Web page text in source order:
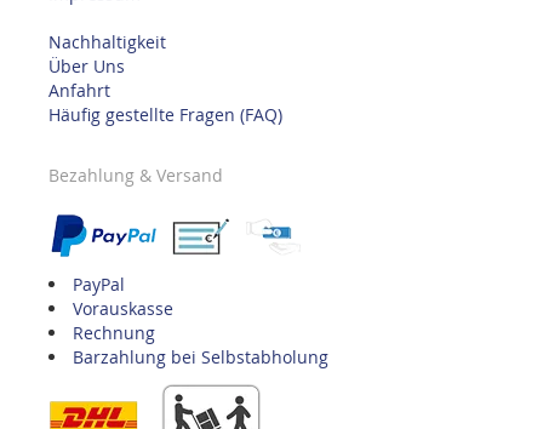
Nachhaltigkeit
Über Uns
Anfahrt
Häufig gestellte Fragen (FAQ)
Bezahlung & Versand
PayPal
Vorauskasse
Rechnung
Barzahlung bei Selbstabholung